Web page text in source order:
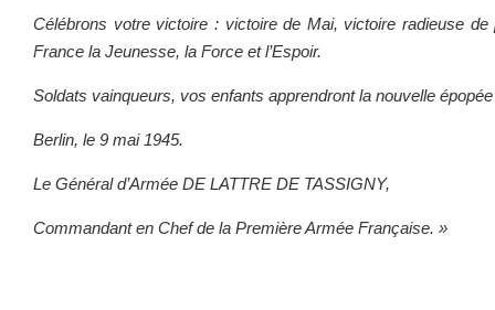
Célébrons votre victoire : victoire de Mai, victoire radieuse
France la Jeunesse, la Force et l’Espoir.
Soldats vainqueurs, vos enfants apprendront la nouvelle
Berlin, le 9 mai 1945.
Le Général d’Armée DE LATTRE DE TASSIGNY,
Commandant en Chef de la Première Armée Française. »